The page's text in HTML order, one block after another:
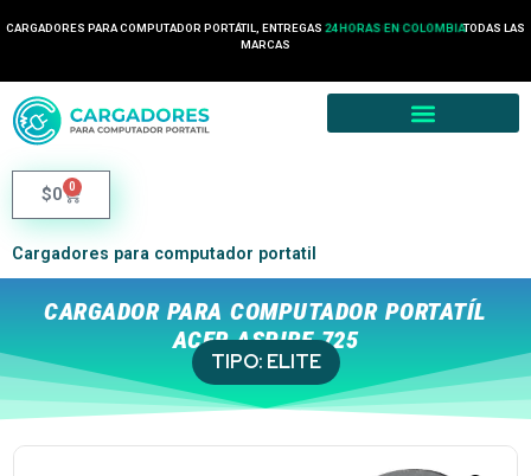
CARGADORES PARA COMPUTADOR PORTÁTIL, ENTREGAS 2 HORA EN MEDELLÍN
24 HORAS EN COLOMBIATODAS LAS
MARCAS
$0 0
Cargadores para computador portatil
CARGADOR PARA COMPUTADOR PORTATÍL
ACER ASPIRE 725
TIPO: ELITE